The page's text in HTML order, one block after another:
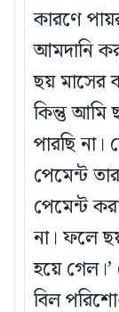
কারণে
আমদানি
ছয় মাসের
কিন্তু আমি
পারছি
পেমেন্ট
পেমেন্ট
না। ফলে
হয়ে
বিল